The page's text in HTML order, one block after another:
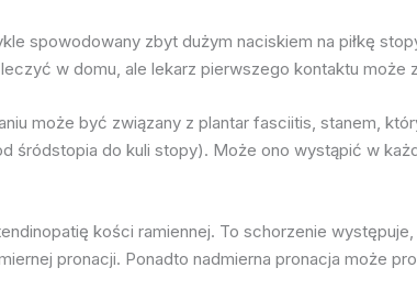
spowodowany zbyt dużym naciskiem na piłkę
w domu, ale lekarz pierwszego kontaktu
może być związany z plantar fasciitis, stanem,
śródstopia do kuli stopy). Może ono wystąpić w
kości ramiennej. To schorzenie
pronacji. Ponadto nadmierna pronacja może